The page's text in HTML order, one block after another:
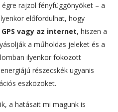
rajzol fényfüggönyöket – a
előfordulhat, hogy
vagy az internet, hiszen a
a műholdas jeleket és a
ilyenkor fokozott
részecskék ugyanis
eszközöket.
a hatásait mi magunk is